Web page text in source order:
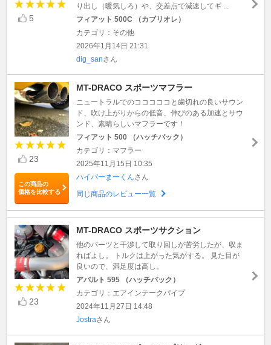
5
り出し（暖気しろ）や、交差点で減速してギ ...
フィアット 500C （カブリオレ）
カテゴリ：その他
2026年1月14日 21:31
dig_sanさん
23
この商品の
価格を比較する
MT-DRACO スポーツマフラー
ニュートラルでのコココココと歯切れの良いサウン
ド、吹け上がりからの低音、伸びのある加速とサウ
ンド、素晴らしいマフラーです！
フィアット 500 （ハッチバック）
カテゴリ：マフラー
2025年11月15日 10:35
ハイパーまーくんさん
同じ商品のレビュー一覧
23
MT-DRACO スポーツサクション
他のパーツと干渉して取り回しが苦労したが、収ま
ればよし。 トルクは上がった気がする。 見た目が
良いので、満足度は高し。
アバルト 595 （ハッチバック）
カテゴリ：エアインテークパイプ
2024年11月27日 14:48
Jostraさん